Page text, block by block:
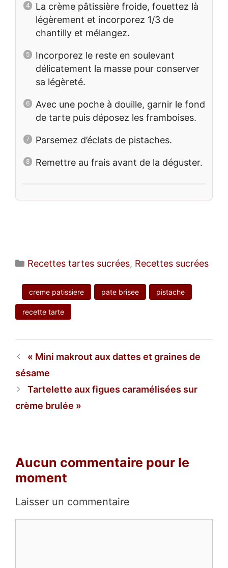
La crème pâtissière froide, fouettez là
légèrement et incorporez 1/3 de
chantilly et mélangez.
Incorporez le reste en soulevant
délicatement la masse pour conserver
sa légèreté.
Avec une poche à douille, garnir le fond
de tarte puis déposez les framboises.
Parsemez d’éclats de pistaches.
Remettre au frais avant de la déguster.
Catégories
Recettes tartes sucrées, Recettes sucrées
creme patissiere pate brisee pistache
recette tarte
Mini makrout aux dattes et graines de
sésame
Tartelette aux figues caramélisées sur
crème brulée
Aucun commentaire pour le
moment
Laisser un commentaire